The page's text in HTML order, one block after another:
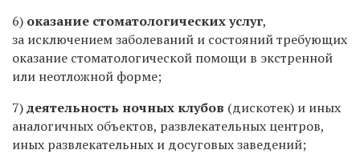
6) оказание стоматологических услуг,
за исключением заболеваний и состояний требующих
оказание стоматологической помощи в экстренной
или неотложной форме;
7)деятельность ночных клубов (дискотек) и иных
аналогичных объектов, развлекательных центров,
иных развлекательных и досуговых заведений;